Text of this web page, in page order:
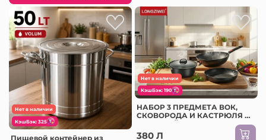
Нет в наличии
КэшБэк: 325
Пищевой контейнер из
Нет в наличии
КэшБэк: 190
НАБОР 3 ПРЕДМЕТА ВОК,
СКОВОРОДА И КАСТРЮЛЯ С
380 Л